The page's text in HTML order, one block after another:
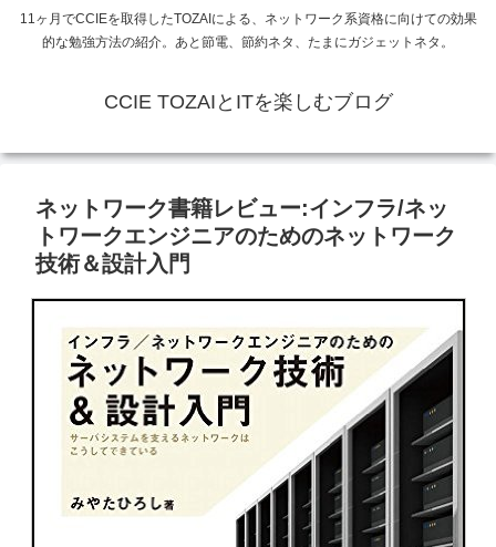
11ヶ月でCCIEを取得したTOZAIによる、ネットワーク系資格に向けての効果
的な勉強方法の紹介。あと節電、節約ネタ、たまにガジェットネタ。
CCIE TOZAIとITを楽しむブログ
ネットワーク書籍レビュー:インフラ/ネッ
トワークエンジニアのためのネットワーク
技術＆設計入門